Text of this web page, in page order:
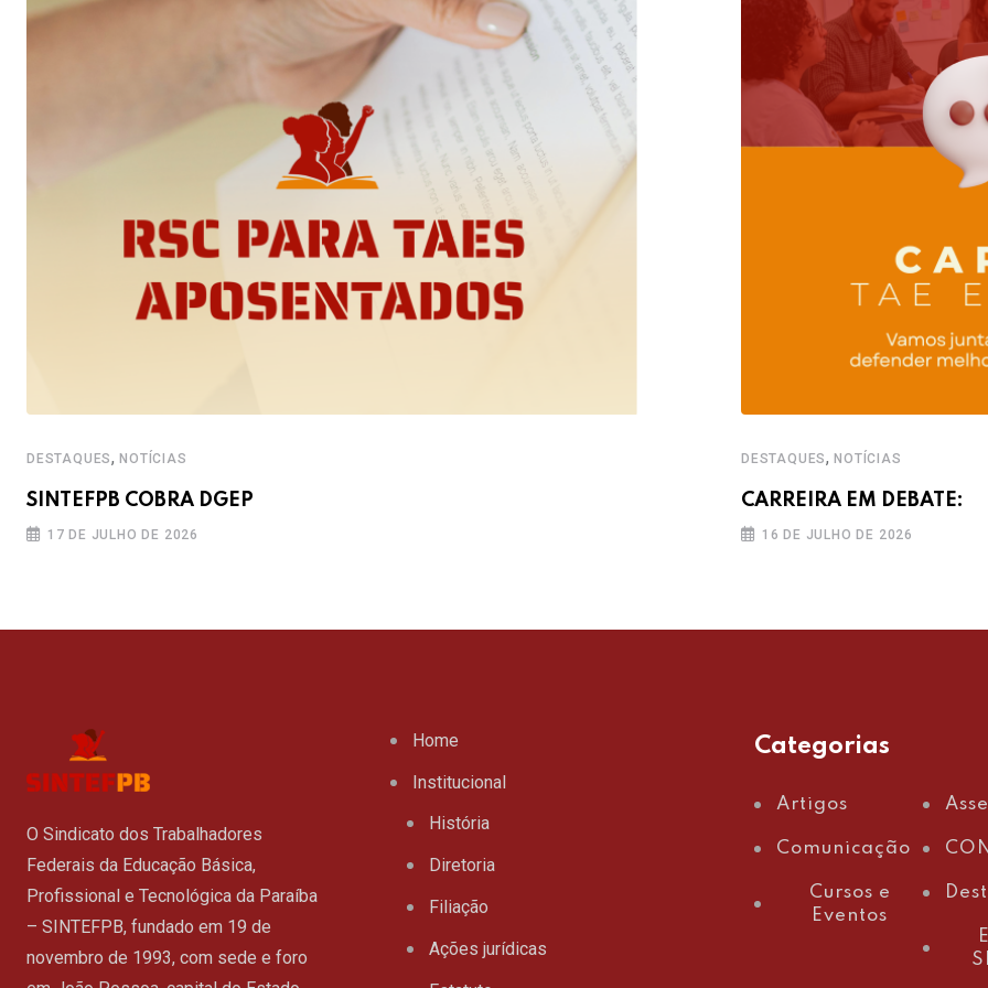
DESTAQUES,NOTÍCIAS
SINTEFPB COBRA DGEP
17 DE JULHO DE 2026
DESTAQUES,NOTÍCIAS
CARREIRA EM DEBATE:
16 DE JULHO DE 2026
O Sindicato dos Trabalhadores
Federais da Educação Básica,
Profissional e Tecnológica da Paraíba
– SINTEFPB, fundado em 19 de
novembro de 1993, com sede e foro
Home
Institucional
História
Diretoria
Filiação
Ações jurídicas
Categorias
Artigos
Comunicação
Cursos e
Eventos